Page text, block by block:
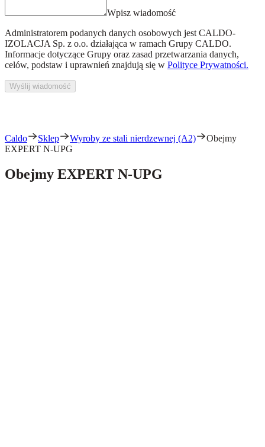
Wpisz wiadomość
Administratorem podanych danych osobowych jest CALDO-
IZOLACJA Sp. z o.o. działająca w ramach Grupy CALDO.
Informacje dotyczące Grupy oraz zasad przetwarzania danych,
celów, podstaw i uprawnień znajdują się w Polityce Prywatności.
Wyślij wiadomość
Caldo Sklep Wyroby ze stali nierdzewnej (A2)
Obejmy
EXPERT N-UPG
Obejmy EXPERT N-UPG